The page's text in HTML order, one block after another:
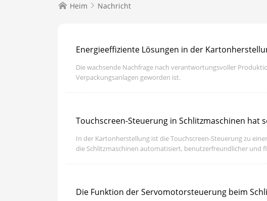
 Heim  Nachricht
Energieeffiziente Lösungen in der
Die wachsende Nachfrage nach verantwortungsvoller
Verpackungsanlagen geworden ist.
Touchscreen-Steuerung in Schlitzmaschinen hat
In der Kartonherstellung ist die Touchscreen-Steuerung zu
die Schlitzmaschinen automatisiert, benutzerfreundlicher und
Die Funktion der Servomotorsteuerung beim